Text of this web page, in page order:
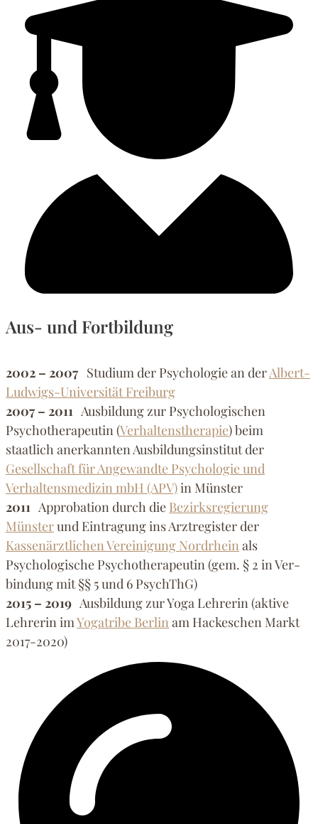
Aus- und Fortbildung
2002 – 2007 Studium der Psychologie an derAlbert-
Ludwigs-Universität Freiburg
2007 – 2011 Ausbildung zur Psychologischen
Psychotherapeutin (Ver­haltenstherapie) beim
staatlich anerkannten Ausbildungsinstitut der
Gesellschaft für Angewandte Psychologie und
Verhaltensmedizin mbH (APV)in Münster
2011 Approbation durch die Bezirksregierung
Münsterund Eintragung ins Arztregister der
Kassenärztlichen Vereinigung Nordrheinals
Psychologische Psychotherapeutin (gem. § 2 in Ver­
bindung mit §§ 5 und 6 PsychThG)
2015 – 2019 Ausbildung zur Yoga Lehrerin (aktive
Lehrerin imYogatribe Berlinam Hackeschen Markt
2017-2020)